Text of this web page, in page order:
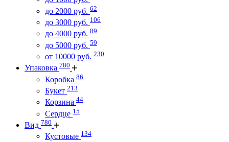
до 2000 руб. 62
до 3000 руб. 106
до 4000 руб. 89
до 5000 руб. 59
от 10000 руб. 230
Упаковка 780
Коробка 86
Букет 213
Корзина 44
Сердце 15
Вид 780
Кустовые 134